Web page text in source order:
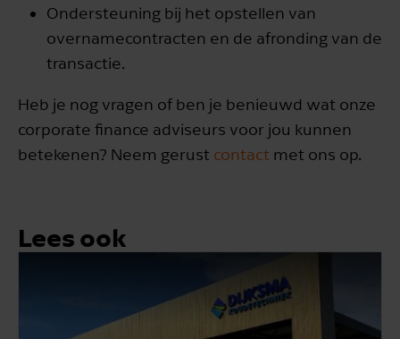
Ondersteuning bij het opstellen van
overnamecontracten en de afronding van de
transactie.
Heb je nog vragen of ben je benieuwd wat onze
corporate finance adviseurs voor jou kunnen
betekenen? Neem gerust contact met ons op.
Lees ook